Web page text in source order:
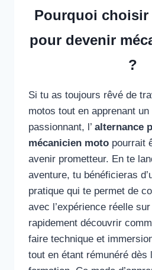
Pourquoi choisir
pour devenir
?
Si tu as toujours rêvé de
motos tout en apprenant
passionnant, l’ alternance
mécanicien moto pourrait
avenir prometteur. En te
aventure, tu bénéficieras
pratique qui te permet de
avec l’expérience réelle
rapidement découvrir
faire technique et
tout en étant rémunéré dès